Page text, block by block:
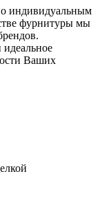
индивидуальным
фурнитуры мы
Ваших